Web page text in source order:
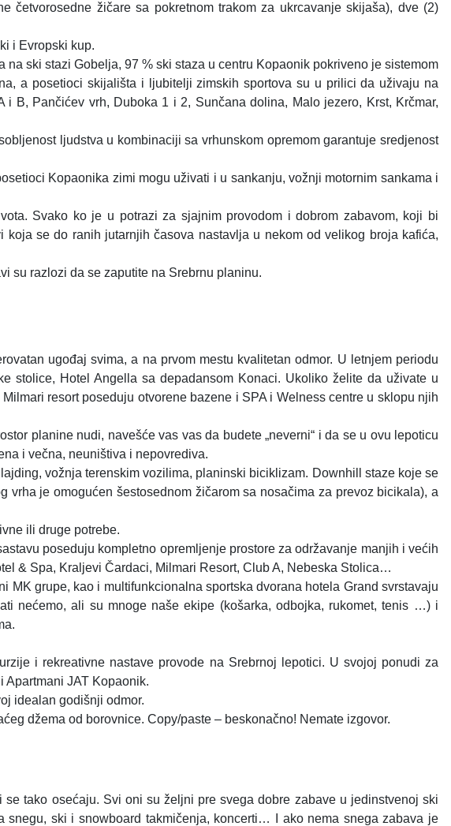
četvorosedne žičare sa pokretnom trakom za ukrcavanje skijaša), dve (2)
i Evropski kup.
ski stazi Gobelja, 97 % ski staza u centru Kopaonik pokriveno je sistemom
a posetioci skijališta i ljubitelji zimskih sportova su u prilici da uživaju na
B, Pančićev vrh, Duboka 1 i 2, Sunčana dolina, Malo jezero, Krst, Krčmar,
ljudstva u kombinaciji sa vrhunskom opremom garantuje sredjenost
Kopaonika zimi mogu uživati i u sankanju, vožnji motornim sankama i
Svako ko je u potrazi za sjajnim provodom i dobrom zabavom, koji bi
se do ranih jutarnjih časova nastavlja u nekom od velikog broja kafića,
su razlozi da se zaputite na Srebrnu planinu.
ugođaj svima, a na prvom mestu kvalitetan odmor. U letnjem periodu
stolice, Hotel Angella sa depadansom Konaci. Ukoliko želite da uživate u
resort poseduju otvorene bazene i SPA i Welness centre u sklopu njih
planine nudi, navešće vas vas da budete „neverni“ i da se u ovu lepoticu
i večna, neuništiva i nepovrediva.
vožnja terenskim vozilima, planinski biciklizam. Downhill staze koje se
je omogućen šestosednom žičarom sa nosačima za prevoz bicikala), a
ili druge potrebe.
poseduju kompletno opremljenje prostore za održavanje manjih i većih
& Spa, Kraljevi Čardaci, Milmari Resort, Club A, Nebeska Stolica…
grupe, kao i multifunkcionalna sportska dvorana hotela Grand svrstavaju
nećemo, ali su mnoge naše ekipe (košarka, odbojka, rukomet, tenis …) i
i rekreativne nastave provode na Srebrnoj lepotici. U svojoj ponudi za
Apartmani JAT Kopaonik.
idealan godišnji odmor.
džema od borovnice. Copy/paste – beskonačno! Nemate izgovor.
tako osećaju. Svi oni su željni pre svega dobre zabave u jedinstvenoj ski
ski i snowboard takmičenja, koncerti… I ako nema snega zabava je